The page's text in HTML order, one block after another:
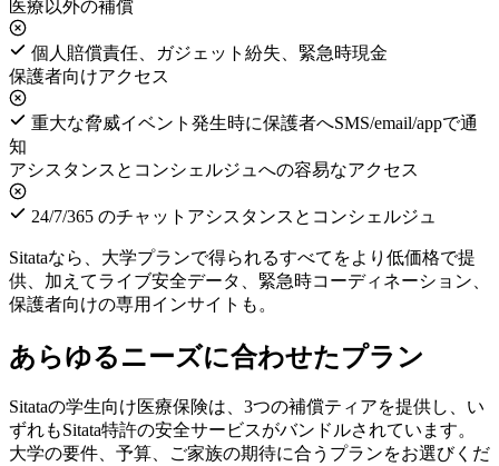
医療以外の補償
個人賠償責任、ガジェット紛失、緊急時現金
保護者向けアクセス
重大な脅威イベント発生時に保護者へSMS/email/appで通
知
アシスタンスとコンシェルジュへの容易なアクセス
24/7/365 のチャットアシスタンスとコンシェルジュ
Sitataなら、大学プランで得られるすべてをより低価格で提
供、加えてライブ安全データ、緊急時コーディネーション、
保護者向けの専用インサイトも。
あらゆるニーズに合わせたプラン
Sitataの学生向け医療保険は、3つの補償ティアを提供し、い
ずれもSitata特許の安全サービスがバンドルされています。
大学の要件、予算、ご家族の期待に合うプランをお選びくだ